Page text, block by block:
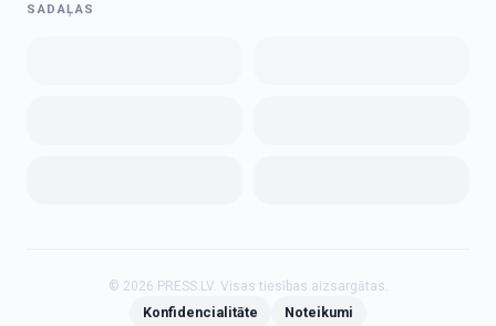
SADAĻAS
© 2026 PRESS.LV. Visas tiesības aizsargātas.
Konfidencialitāte Noteikumi